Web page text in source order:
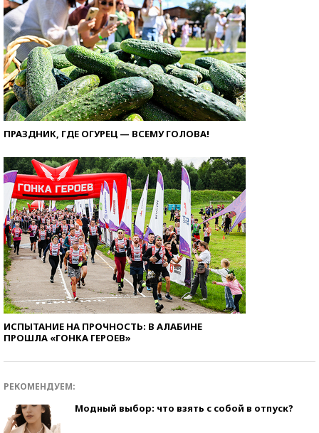
ПРАЗДНИК, ГДЕ ОГУРЕЦ — ВСЕМУ ГОЛОВА!
ИСПЫТАНИЕ НА ПРОЧНОСТЬ: В АЛАБИНЕ
ПРОШЛА «ГОНКА ГЕРОЕВ»
РЕКОМЕНДУЕМ:
Модный выбор: что взять с собой в отпуск?